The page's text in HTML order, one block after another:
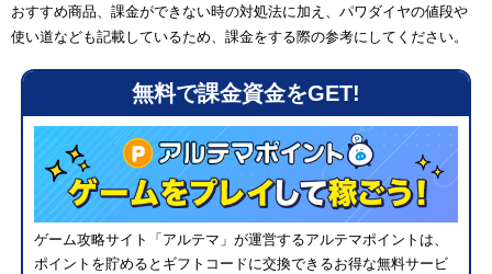
メニ
おすすめ商品、課金ができない時の対処法に加え、パワダイヤの値段や
使い道なども記載しているため、課金をする際の参考にしてください。
無料で課金資金をGET!
ゲーム攻略サイト「アルテマ」が運営するアルテマポイントは、
ポイントを貯めるとギフトコードに交換できるお得な無料サービ